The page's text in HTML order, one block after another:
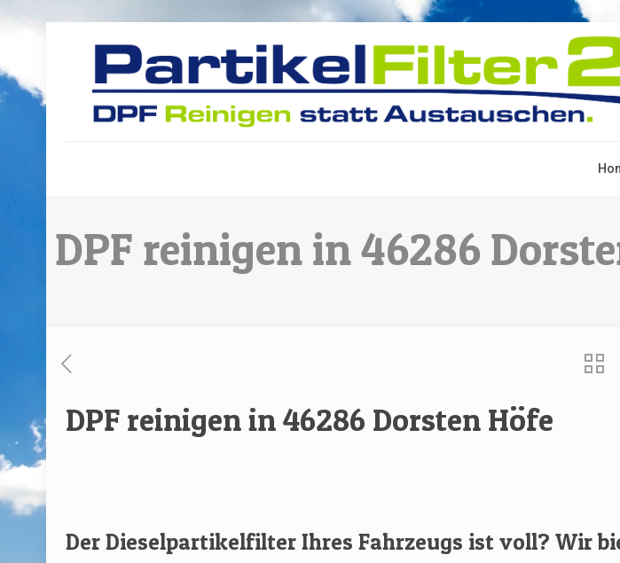
DPF reinigen in 46286
DPF reinigen in 46286 Dorsten Höfe
Der Dieselpartikelfilter Ihres Fahrzeugs ist voll? Wir